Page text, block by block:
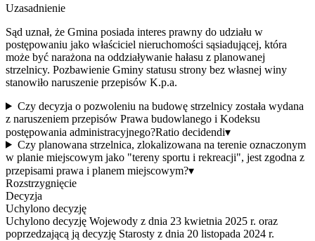
Uzasadnienie
Sąd uznał, że Gmina posiada interes prawny do udziału w
postępowaniu jako właściciel nieruchomości sąsiadującej, która
może być narażona na oddziaływanie hałasu z planowanej
strzelnicy. Pozbawienie Gminy statusu strony bez własnej winy
stanowiło naruszenie przepisów K.p.a.
Czy decyzja o pozwoleniu na budowę strzelnicy została wydana
z naruszeniem przepisów Prawa budowlanego i Kodeksu
postępowania administracyjnego?Ratio decidendi▾
Czy planowana strzelnica, zlokalizowana na terenie oznaczonym
w planie miejscowym jako "tereny sportu i rekreacji", jest zgodna z
przepisami prawa i planem miejscowym?▾
Rozstrzygnięcie
Decyzja
Uchylono decyzję
Uchylono decyzję Wojewody z dnia 23 kwietnia 2025 r. oraz
poprzedzającą ją decyzję Starosty z dnia 20 listopada 2024 r.